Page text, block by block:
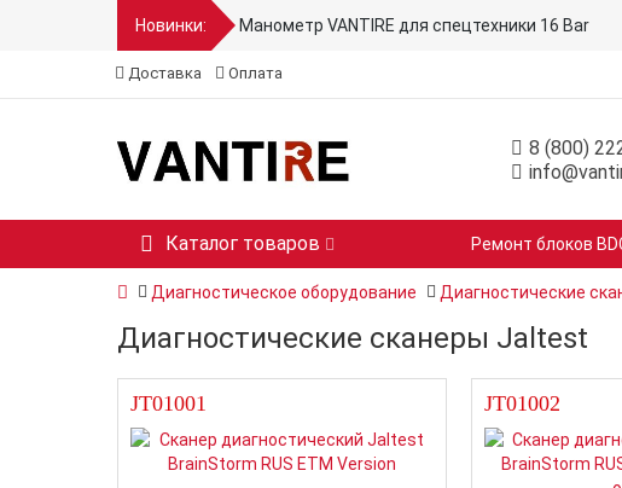
Новинки: Манометр VANTIRE для спецтехники 16 Bar
Доставка Оплата
8 (800)
Каталог товаров Ремонт блоков
Диагностическое оборудование Диагностические
Диагностические сканеры Jaltest
JT01001 JT01002